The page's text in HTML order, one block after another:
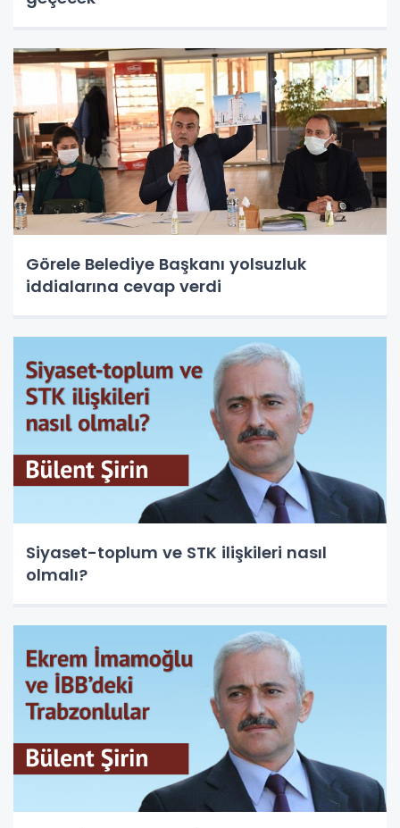
Görele Belediye Başkanı yolsuzluk
iddialarına cevap verdi
Siyaset-toplum ve STK ilişkileri nasıl
olmalı?